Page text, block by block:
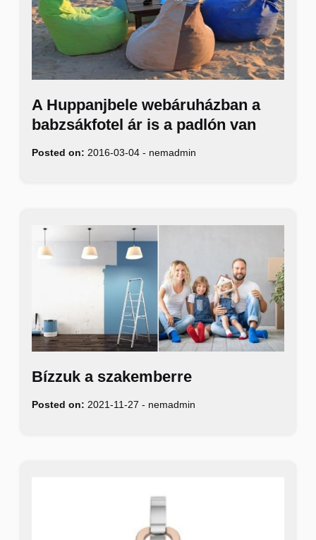
A Huppanjbele webáruházban a
babzsákfotel ár is a padlón van
Posted on: 2016-03-04 - nemadmin
Bízzuk a szakemberre
Posted on: 2021-11-27 - nemadmin